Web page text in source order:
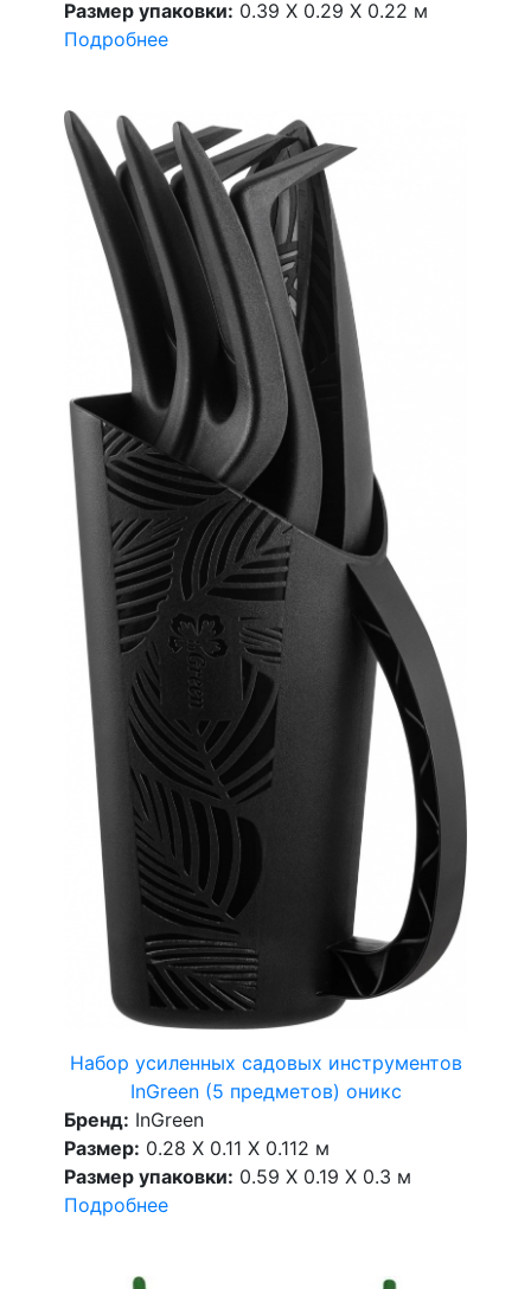
Размер упаковки: 0.39 X 0.29 X 0.22 м
Подробнее
Набор усиленных садовых инструментов
InGreen (5 предметов) оникс
Бренд: InGreen
Размер: 0.28 X 0.11 X 0.112 м
Размер упаковки: 0.59 X 0.19 X 0.3 м
Подробнее